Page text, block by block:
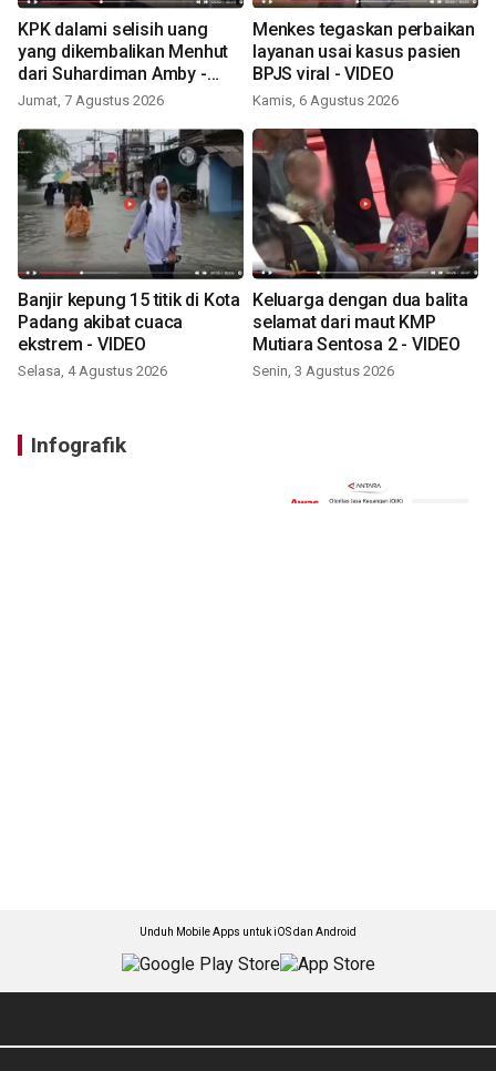
KPK dalami selisih uang
yang dikembalikan Menhut
dari Suhardiman Amby -
VIDEO
Jumat, 7 Agustus 2026
Menkes tegaskan perbaikan
layanan usai kasus pasien
BPJS viral - VIDEO
Kamis, 6 Agustus 2026
Banjir kepung 15 titik di Kota
Padang akibat cuaca
ekstrem - VIDEO
Selasa, 4 Agustus 2026
Keluarga dengan dua balita
selamat dari maut KMP
Mutiara Sentosa 2 - VIDEO
Senin, 3 Agustus 2026
Infografik
Unduh Mobile Apps untuk iOS dan Android